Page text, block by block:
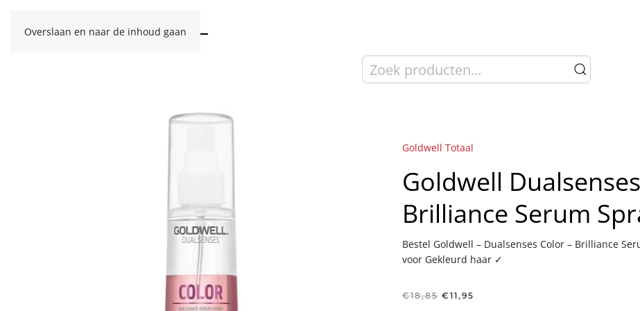
Overslaan en naar de inhoud gaan
Zoeken
naar:
Goldwell Totaal
Goldwell
Brilliance Serum
Bestel Goldwell – Dualsenses Color – Brilliance
voor Gekleurd haar ✓
€18,85 Oorspronkelijke
€ 11,95